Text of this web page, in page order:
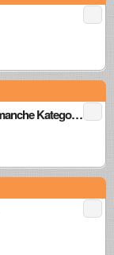
Wir sehen unsrige Testkriterien hierfГјr inside manche Kategorien unterteilt